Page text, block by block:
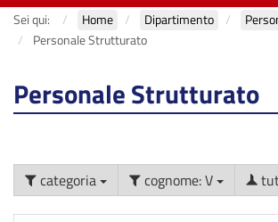
Sei qui: Home Dipartimento
Personale Strutturato
Personale Strutturato
categoria cognome: V